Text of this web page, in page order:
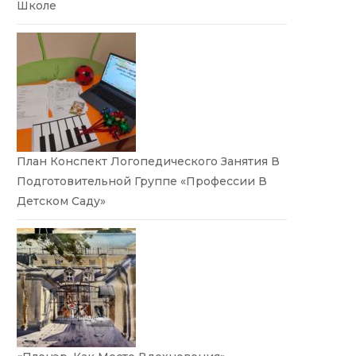
Школе
План Конспект Логопедического Занятия В
Подготовительной Группе «Профессии В
Детском Саду»